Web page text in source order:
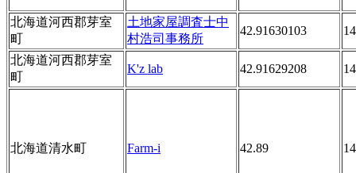
北海道河西郡芽室
町
土地家屋調査士中
村浩司事務所
42.91630103
北海道河西郡芽室
町
K'z lab 42.91629208
北海道清水町 Farm-i 42.89